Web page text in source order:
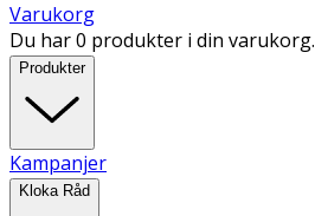
Varukorg
Du har 0 produkter i din varukorg.
Produkter
Kampanjer
Kloka Råd